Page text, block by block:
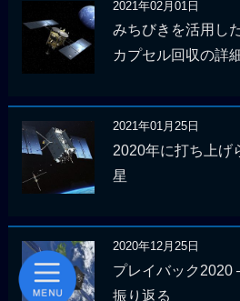
2021年02月01日
みちびきを活用し
カプセル回収の詳
2021年01月25日
2020年に打ち上げ
星
2020年12月25日
プレイバック2020
振り返る